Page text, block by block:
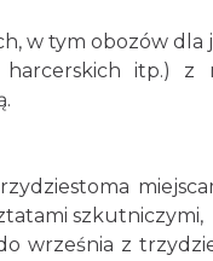
w tym obozów dla
itp.) z
szkutniczymi,
września z